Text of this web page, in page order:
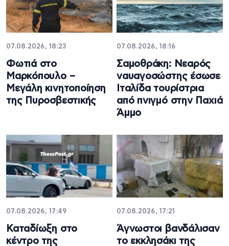
07.08.2026, 18:23
Φωτιά στο
Μαρκόπουλο –
Μεγάλη κινητοποίηση
της Πυροσβεστικής
07.08.2026, 18:16
Σαμοθράκη: Νεαρός
ναυαγοσώστης έσωσε
Ιταλίδα τουρίστρια
από πνιγμό στην Παχιά
Άμμο
07.08.2026, 17:49
Καταδίωξη στο
κέντρο της
07.08.2026, 17:21
Άγνωστοι βανδάλισαν
το εκκλησάκι της